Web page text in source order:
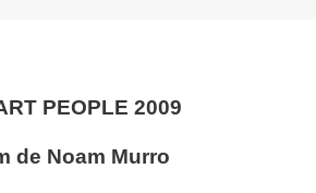
PEOPLE 2009
de Noam Murro